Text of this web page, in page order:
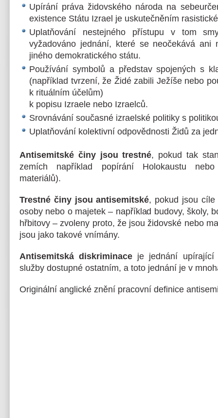
Upírání práva židovského národa na
existence Státu Izrael je uskutečněním
Uplatňování nestejného přístupu v tom
vyžadováno jednání, které se neočekává ani
jiného demokratického státu.
Používání symbolů a představ spojených s
(například tvrzení, že Židé zabili Ježíše nebo
k rituálním účelům)
k popisu Izraele nebo Izraelců.
Srovnávání současné izraelské politiky s
Uplatňování kolektivní odpovědnosti Židů za
Antisemitské činy jsou trestné, pokud tak
zemích například popírání Holokaustu
materiálů).
Trestné činy jsou antisemitské, pokud jsou
osoby nebo o majetek – například budovy, školy,
hřbitovy – zvoleny proto, že jsou židovské nebo
jsou jako takové vnímány.
Antisemitská diskriminace je jednání upírající
služby dostupné ostatním, a toto jednání je v
Originální anglické znění pracovní definice